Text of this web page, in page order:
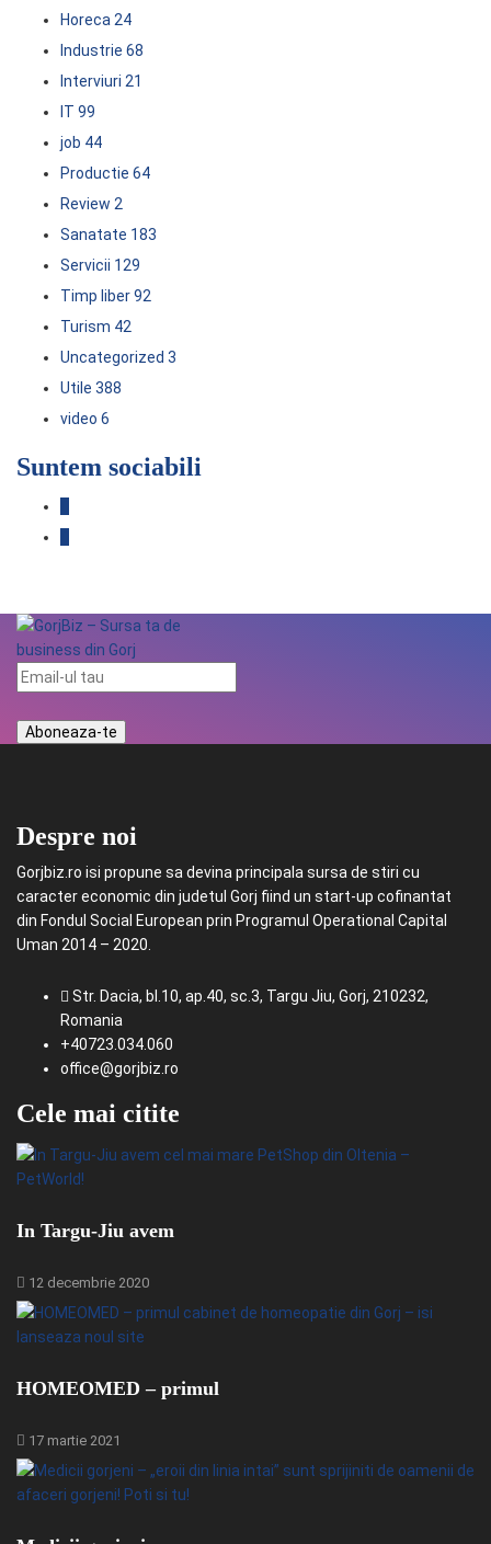
Horeca 24
Industrie 68
Interviuri 21
IT 99
job 44
Productie 64
Review 2
Sanatate 183
Servicii 129
Timp liber92
Turism 42
Uncategorized 3
Utile 388
video 6
Suntem sociabili
Despre noi
Gorjbiz.ro isi propune sa devina principala sursa de stiri cu
caracter economic din judetul Gorj fiind un start-up cofinantat
din Fondul Social European prin Programul Operational Capital
Uman 2014 – 2020.
Str. Dacia, bl.10, ap.40, sc.3, Targu Jiu, Gorj, 210232,
Romania
+40723.034.060
office@gorjbiz.ro
Cele mai citite
In Targu-Jiu avem
12 decembrie 2020
HOMEOMED – primul
17 martie 2021